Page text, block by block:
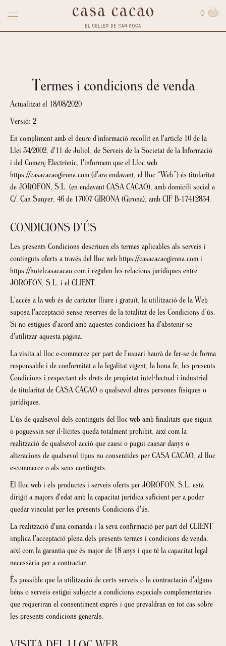
0
Termes i condicions de venda
Actualitzat el 18/08/2020
Versió: 2
En compliment amb el deure d'informació recollit en l'article 10 de la
Llei 34/2002, d'11 de Juliol, de Serveis de la Societat de la Informació
i del Comerç Electrònic, l'informem que el Lloc web
https://casacacaogirona.com (d'ara endavant, el lloc “Web”) és titularitat
de JOROFON, S.L. (en endavant CASA CACAO), amb domicili social a
C/. Can Sunyer, 46 de 17007 GIRONA (Girona), amb CIF B-17412834.
CONDICIONS D’ÚS
Les presents Condicions descriuen els termes aplicables als serveis i
continguts oferts a través del lloc web https://casacacaogirona.com i
https://hotelcasacacao.com i regulen les relacions jurídiques entre
JOROFON, S.L. i el CLIENT.
L'accés a la web és de caràcter lliure i gratuït, la utilització de la Web
suposa l'acceptació sense reserves de la totalitat de les Condicions d’ús.
Si no estigues d'acord amb aquestes condicions ha d'abstenir-se
d'utilitzar aquesta pàgina.
La visita al lloc e-commerce per part de l'usuari haurà de fer-se de forma
responsable i de conformitat a la legalitat vigent, la bona fe, les presents
Condicions i respectant els drets de propietat intel·lectual i industrial
de titularitat de CASA CACAO o qualsevol altres persones físiques o
jurídiques.
L'ús de qualsevol dels continguts del lloc web amb finalitats que siguin
o poguessin ser il·lícites queda totalment prohibit, així com la
realització de qualsevol acció que causi o pugui causar danys o
alteracions de qualsevol tipus no consentides per CASA CACAO, al lloc
e-commerce o als seus continguts.
El lloc web i els productes i serveis oferts per JOROFON, S.L. està
dirigit a majors d'edat amb la capacitat jurídica suficient per a poder
quedar vinculat per les presents Condicions d'ús.
La realització d'una comanda i la seva confirmació per part del CLIENT
implica l'acceptació plena dels presents termes i condicions de venda,
així com la garantia que és major de 18 anys i que té la capacitat legal
necessària per a contractar.
És possible que la utilització de certs serveis o la contractació d'alguns
béns o serveis estigui subjecte a condicions especials complementaries
que requeriran el consentiment exprés i que prevaldran en tot cas sobre
les presents condicions generals.